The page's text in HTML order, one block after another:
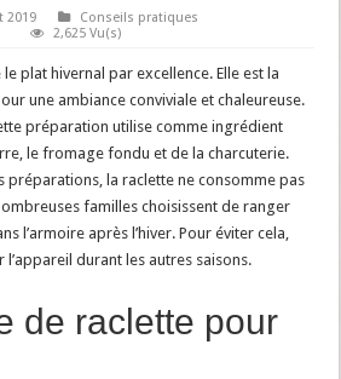
2019
Conseils pratiques
2,625 Vu(s)
plat hivernal par excellence. Elle est la
une ambiance conviviale et chaleureuse.
préparation utilise comme ingrédient
le fromage fondu et de la charcuterie.
préparations, la raclette ne consomme pas
familles choisissent de ranger
l’armoire après l’hiver. Pour éviter cela,
l’appareil durant les autres saisons.
de raclette pour